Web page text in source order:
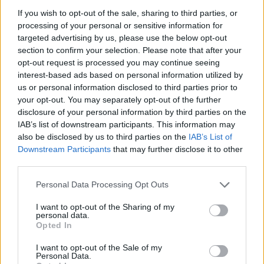
If you wish to opt-out of the sale, sharing to third parties, or
processing of your personal or sensitive information for
targeted advertising by us, please use the below opt-out
section to confirm your selection. Please note that after your
opt-out request is processed you may continue seeing
interest-based ads based on personal information utilized by
us or personal information disclosed to third parties prior to
your opt-out. You may separately opt-out of the further
disclosure of your personal information by third parties on the
IAB’s list of downstream participants. This information may
also be disclosed by us to third parties on the IAB’s List of
Downstream Participants that may further disclose it to other
Please note that this website/app uses one or more Google
not limited to your visit or usage behaviour. You may click to
grant or deny consent to Google and its third-party tags to
use your data for below specified purposes in below Google
consent section.
Personal Data Processing Opt Outs
I want to opt-out of the Sharing of my
personal data.
Opted In
I want to opt-out of the Sale of my
Personal Data.
eltöltött rövid idő alatt feltűnően sok női bringást
láttunk, úgyhogy a mostani posztot fele-fele
arányban adjuk a fiúknak és lányoknak. Ha tetszett a
poszt,…
Még a kismotor is utazik
halar•2016. november 08.
Az elképesztő cukiság mérce ezzel, az I Bike
Budapest Instagramján megjelent őszi képpel
budapest (@ibikebp) által közzétett fénykép, 2016.
Nov 8., 02:34 PST Ha tetszett a…